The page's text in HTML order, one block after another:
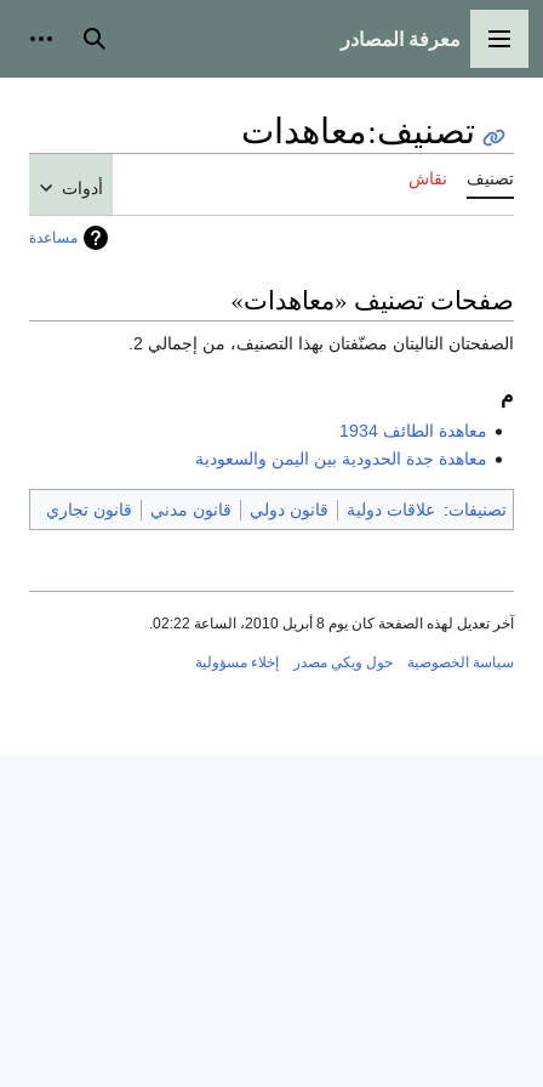
القائمة الرئيسية
معرفة المصادر بحث
تصنيف:معاهدات
تصنيف نقاش أدوات
مساعدة
صفحات تصنيف «معاهدات»
الصفحتان التاليتان مصنّفتان بهذا التصنيف، من إجمالي 2.
م
معاهدة الطائف 1934
معاهدة جدة الحدودية بين اليمن والسعودية
تصنيفات: علاقات دولية قانون دولي قانون مدني قانون تجاري
آخر تعديل لهذه الصفحة كان يوم 8 أبريل 2010، الساعة 02:22.
سياسة الخصوصية حول ويكي مصدر إخلاء مسؤولية